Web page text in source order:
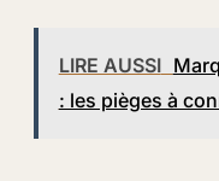
LIRE AUSSI
: les pièges à